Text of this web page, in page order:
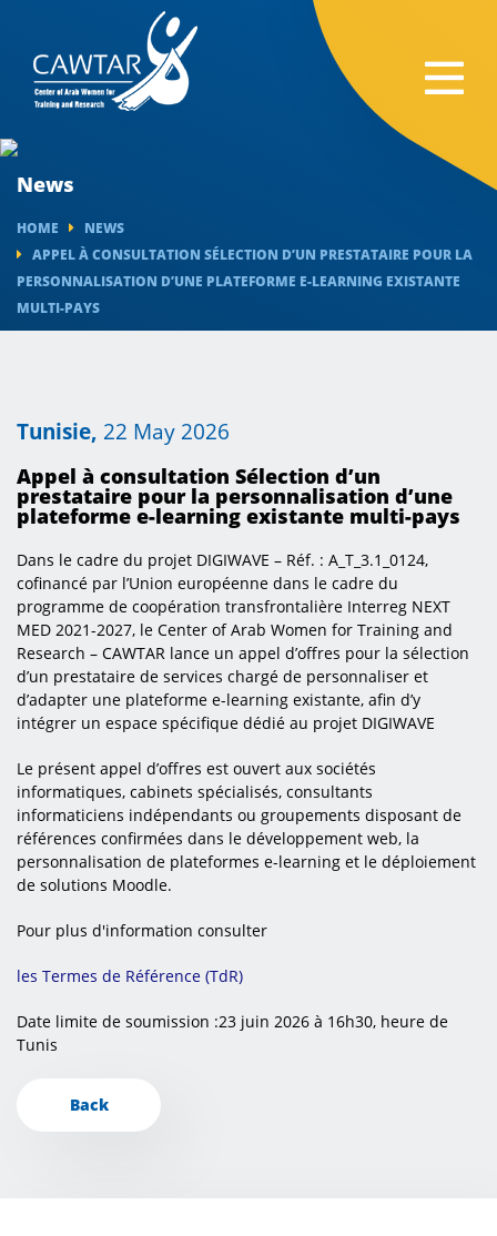
HOME
NEWS
APPEL À CONSULTATION SÉLECTION D’UN PRESTATAIRE POUR LA
PERSONNALISATION D’UNE PLATEFORME E-LEARNING EXISTANTE
MULTI-PAYS
News
Tunisie, 22 May 2026
Appel à consultation Sélection d’un
prestataire pour la personnalisation d’une
plateforme e-learning existante multi-pays
Dans le cadre du projet DIGIWAVE – Réf. : A_T_3.1_0124,
cofinancé par l’Union européenne dans le cadre du
programme de coopération transfrontalière Interreg NEXT
MED 2021-2027, le Center of Arab Women for Training and
Research – CAWTAR lance un appel d’offres pour la sélection
d’un prestataire de services chargé de personnaliser et
d’adapter une plateforme e-learning existante, afin d’y
intégrer un espace spécifique dédié au projet DIGIWAVE
Le présent appel d’offres est ouvert aux sociétés
informatiques, cabinets spécialisés, consultants
informaticiens indépendants ou groupements disposant de
références confirmées dans le développement web, la
personnalisation de plateformes e-learning et le déploiement
de solutions Moodle.
Pour plus d'information consulter
les Termes de Référence (TdR)
Date limite de soumission :23 juin 2026 à 16h30, heure de
Tunis
Back